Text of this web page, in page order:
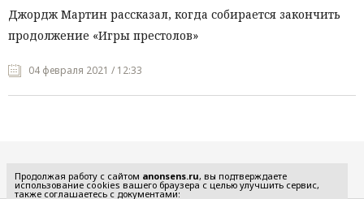
Джордж Мартин рассказал, когда собирается закончить
продолжение «Игры престолов»
04 февраля 2021 / 12:33
Продолжая работу с сайтом anonsens.ru, вы подтверждаете
использование cookies вашего браузера с целью улучшить сервис,
также соглашаетесь с документами: